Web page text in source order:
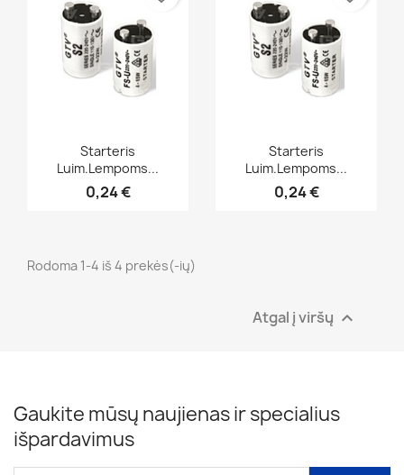
Greita peržiūra
Starteris
Luim.lempoms...
0,24 €
Greita peržiūra
Starteris
Luim.lempoms...
0,24 €
Rodoma 1-4 iš 4 prekės(-ių)
Atgal į viršų 
Gaukite mūsų naujienas ir specialius
išpardavimus